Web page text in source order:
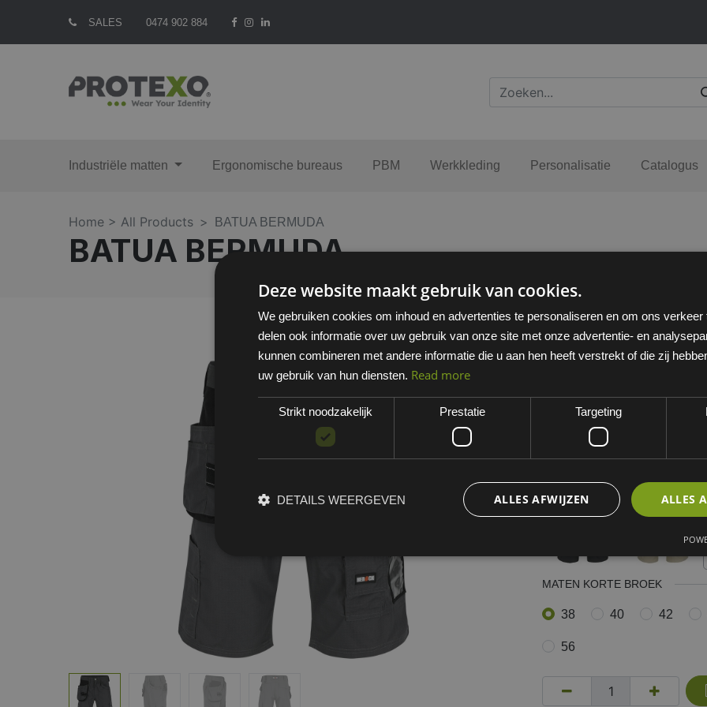
SALES 0474 902 884
Industriële matten Ergonomische bureaus PBM Werkkleding Personalisatie Catalogus
Home > All Products BATUA BERMUDA
BATUA BERMUDA
EAN: 5400707032253
Minimum bestelhoeveelheid: 1
Kies een variant
MATEN KORTE BROEK
38 40 42
56
Deze website maakt gebruik van cookies.
We gebruiken cookies om inhoud en advertenties te personaliseren en om ons
delen ook informatie over uw gebruik van onze site met onze advertentie- en
kunnen combineren met andere informatie die u aan hen heeft verstrekt of die zij
uw gebruik van hun diensten. Read more
Strikt noodzakelijk Prestatie Targeting
ALLES
ALLES AFWIJZEN
DETAILS WEERGEVEN